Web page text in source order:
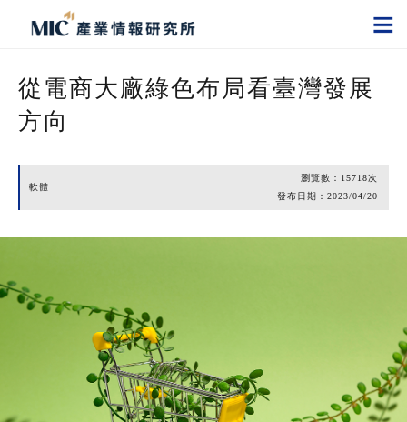
從電商大廠綠色布局看臺灣發展
方向
軟體
瀏覽數： 15718次
發布日期： 2023/04/20